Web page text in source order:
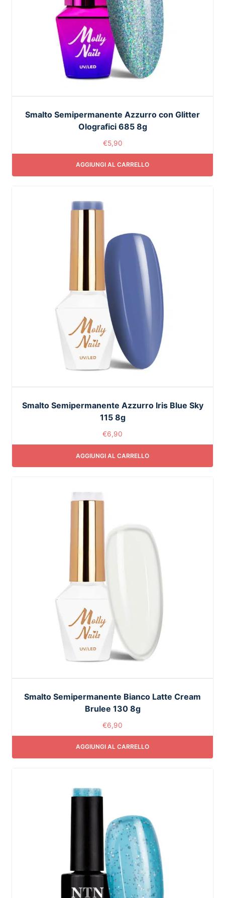
Smalto Semipermanente Azzurro con Glitter
Olografici 685 8g
€5,90
AGGIUNGI AL CARRELLO
Smalto Semipermanente Azzurro Iris Blue Sky
115 8g
€6,90
AGGIUNGI AL CARRELLO
Smalto Semipermanente Bianco Latte Cream
Brulee 130 8g
€6,90
AGGIUNGI AL CARRELLO